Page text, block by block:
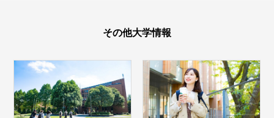
その他大学情報